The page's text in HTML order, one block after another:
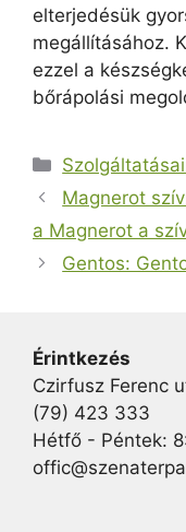
elterjedésük
megállításához.
ezzel a
bőrápolási
Kategória
Magnerot
a Magnerot a
Gentos:
Érintkezés
Czirfusz Ferenc
(79) 423 333
Hétfő - Péntek: